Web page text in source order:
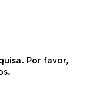
Por favor,